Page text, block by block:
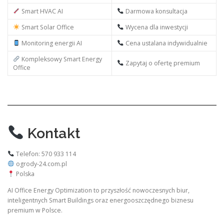
Smart HVAC AI
Darmowa konsultacja
Smart Solar Office
Wycena dla inwestycji
Monitoring energii AI
Cena ustalana indywidualnie
Kompleksowy Smart Energy
Office
Zapytaj o ofertę premium
Kontakt
Telefon: 570 933 114
ogrody-24.com.pl
Polska
AI Office Energy Optimization to przyszłość nowoczesnych biur,
inteligentnych Smart Buildings oraz energooszczędnego biznesu
premium w Polsce.